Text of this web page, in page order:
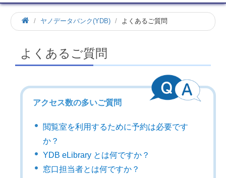
ヤノデータバンク(YDB) よくあるご質問
よくあるご質問
アクセス数の多いご質問
閲覧室を利用するために予約は必要です
か？
YDB eLibrary とは何ですか？
窓口担当者とは何ですか？